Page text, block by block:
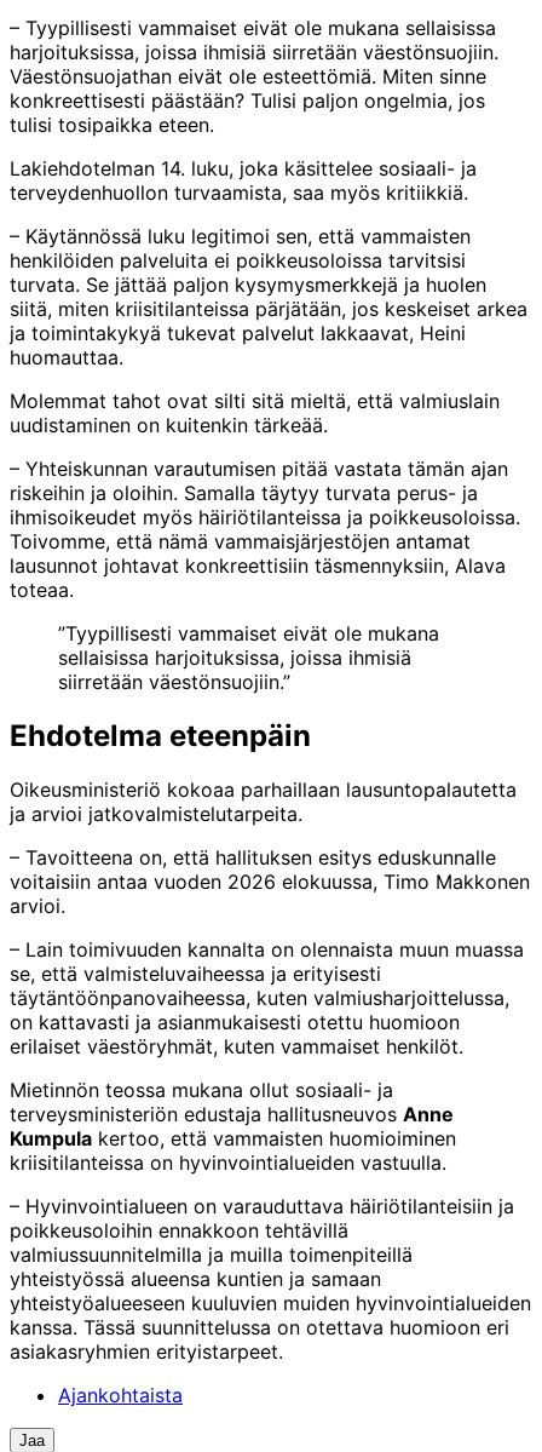
– Tyypillisesti vammaiset eivät ole mukana sellaisissa
harjoituksissa, joissa ihmisiä siirretään väestönsuojiin.
Väestönsuojathan eivät ole esteettömiä. Miten sinne
konkreettisesti päästään? Tulisi paljon ongelmia, jos
tulisi tosipaikka eteen.
Lakiehdotelman 14. luku, joka käsittelee sosiaali- ja
terveydenhuollon turvaamista, saa myös kritiikkiä.
– Käytännössä luku legitimoi sen, että vammaisten
henkilöiden palveluita ei poikkeusoloissa tarvitsisi
turvata. Se jättää paljon kysymysmerkkejä ja huolen
siitä, miten kriisitilanteissa pärjätään, jos keskeiset arkea
ja toimintakykyä tukevat palvelut lakkaavat, Heini
huomauttaa.
Molemmat tahot ovat silti sitä mieltä, että valmiuslain
uudistaminen on kuitenkin tärkeää.
– Yhteiskunnan varautumisen pitää vastata tämän ajan
riskeihin ja oloihin. Samalla täytyy turvata perus- ja
ihmisoikeudet myös häiriötilanteissa ja poikkeusoloissa.
Toivomme, että nämä vammaisjärjestöjen antamat
lausunnot johtavat konkreettisiin täsmennyksiin, Alava
toteaa.
”Tyypillisesti vammaiset eivät ole mukana
sellaisissa harjoituksissa, joissa ihmisiä
siirretään väestönsuojiin.”
Ehdotelma eteenpäin
Oikeusministeriö kokoaa parhaillaan lausuntopalautetta
ja arvioi jatkovalmistelutarpeita.
– Tavoitteena on, että hallituksen esitys eduskunnalle
voitaisiin antaa vuoden 2026 elokuussa, Timo Makkonen
arvioi.
– Lain toimivuuden kannalta on olennaista muun muassa
se, että valmisteluvaiheessa ja erityisesti
täytäntöönpanovaiheessa, kuten valmiusharjoittelussa,
on kattavasti ja asianmukaisesti otettu huomioon
erilaiset väestöryhmät, kuten vammaiset henkilöt.
Mietinnön teossa mukana ollut sosiaali- ja
terveysministeriön edustaja hallitusneuvos Anne
Kumpula kertoo, että vammaisten huomioiminen
kriisitilanteissa on hyvinvointialueiden vastuulla.
– Hyvinvointialueen on varauduttava häiriötilanteisiin ja
poikkeusoloihin ennakkoon tehtävillä
valmiussuunnitelmilla ja muilla toimenpiteillä
yhteistyössä alueensa kuntien ja samaan
yhteistyöalueeseen kuuluvien muiden hyvinvointialueiden
kanssa. Tässä suunnittelussa on otettava huomioon eri
asiakasryhmien erityistarpeet.
Ajankohtaista
Jaa